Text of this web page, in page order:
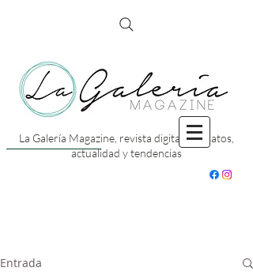
La Galería Magazine, revista digital con datos,
actualidad y tendencias
Entrada